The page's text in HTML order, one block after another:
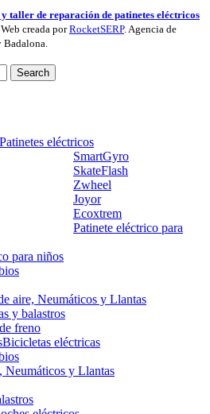
taller de reparación de patinetes eléctricos
creada porRocketSERP. Agencia de
Search
Patinetes eléctricos
SmartGyro
SkateFlash
Zwheel
Joyor
Ecoxtrem
Patinete eléctrico para
para niños
aire, Neumáticos y Llantas
y balastros
freno
Bicicletas eléctricas
Neumáticos y Llantas